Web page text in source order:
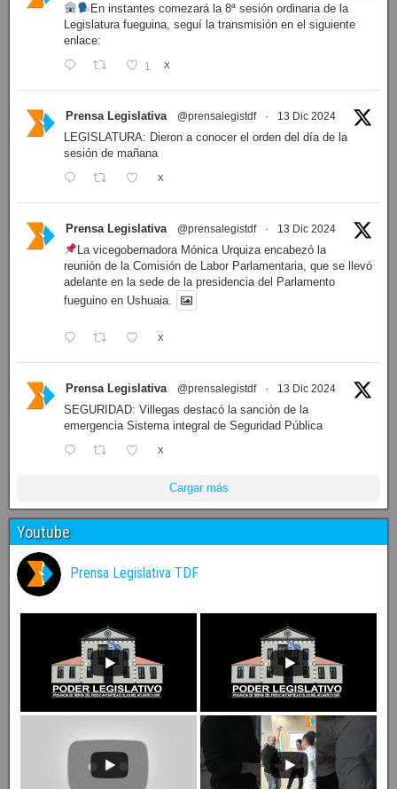
En instantes comezará la 8ª sesión ordinaria de la
Legislatura fueguina, seguí la transmisión en el siguiente
enlace:
1 X
Prensa Legislativa @prensalegistdf · 13 Dic 2024
LEGISLATURA: Dieron a conocer el orden del día de la
sesión de mañana
X
Prensa Legislativa @prensalegistdf · 13 Dic 2024
La vicegobernadora Mónica Urquiza encabezó la
reunión de la Comisión de Labor Parlamentaria, que se llevó
adelante en la sede de la presidencia del Parlamento
fueguino en Ushuaia.
X
Prensa Legislativa @prensalegistdf · 13 Dic 2024
SEGURIDAD: Villegas destacó la sanción de la
emergencia Sistema integral de Seguridad Pública
X
Cargar más
Youtube
Prensa Legislativa TDF